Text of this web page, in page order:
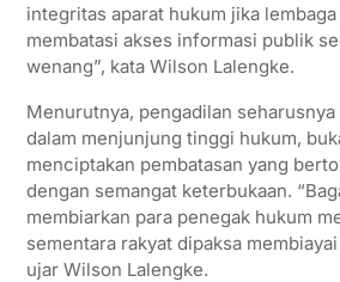
integritas aparat hukum jika
membatasi akses informasi publik
wenang”, kata Wilson Lalengke.
Menurutnya, pengadilan
dalam menjunjung tinggi hukum,
menciptakan pembatasan yang
dengan semangat keterbukaan.
membiarkan para penegak hukum
sementara rakyat dipaksa
ujar Wilson Lalengke.